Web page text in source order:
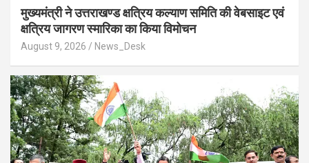
मुख्यमंत्री ने उत्तराखण्ड क्षत्रिय कल्याण समिति की वेबसाइट एवं
क्षत्रिय जागरण स्मारिका का किया विमोचन
August 9, 2026 News_Desk